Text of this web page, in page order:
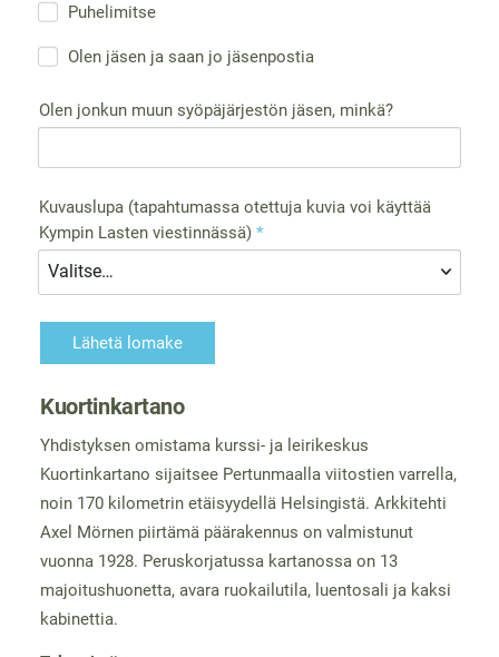
Puhelimitse
Olen jäsen ja saan jo jäsenpostia
Olen jonkun muun syöpäjärjestön jäsen, minkä?
Kuvauslupa (tapahtumassa otettuja kuvia voi käyttää
Kympin Lasten viestinnässä) *
Lähetä lomake
Kuortinkartano
Yhdistyksen omistama kurssi- ja leirikeskus
Kuortinkartano sijaitsee Pertunmaalla viitostien varrella,
noin 170 kilometrin etäisyydellä Helsingistä. Arkkitehti
Axel Mörnen piirtämä päärakennus on valmistunut
vuonna 1928. Peruskorjatussa kartanossa on 13
majoitushuonetta, avara ruokailutila, luentosali ja kaksi
kabinettia.